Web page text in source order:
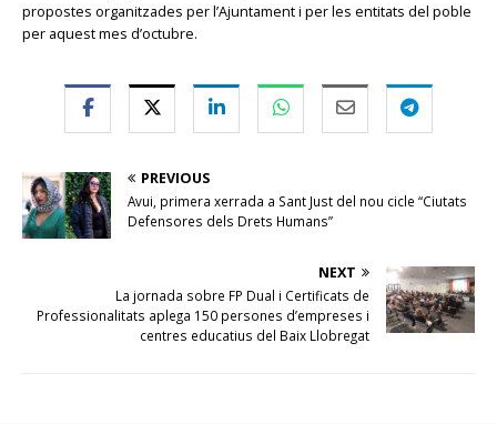
propostes organitzades per l’Ajuntament i per les entitats del poble
per aquest mes d’octubre.
PREVIOUS
Avui, primera xerrada a Sant Just del nou cicle “Ciutats
Defensores dels Drets Humans”
NEXT
La jornada sobre FP Dual i Certificats de
Professionalitats aplega 150 persones d’empreses i
centres educatius del Baix Llobregat